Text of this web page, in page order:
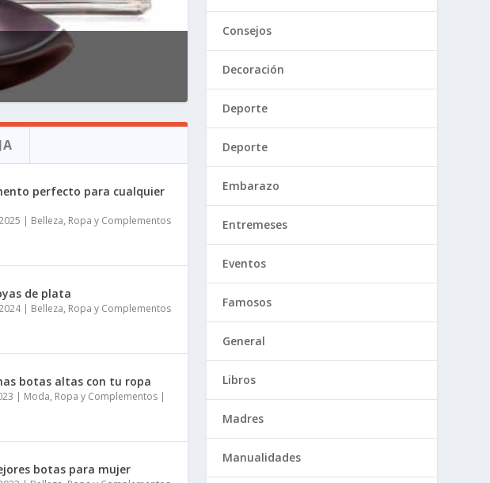
perfecto para cualquier
| Belleza, Ropa y Complementos
de plata
| Belleza, Ropa y Complementos
botas altas con tu ropa
| Moda, Ropa y Complementos|
botas para mujer
Consejos
Decoración
Deporte
Deporte
Embarazo
Entremeses
Eventos
Famosos
General
Libros
Madres
Manualidades